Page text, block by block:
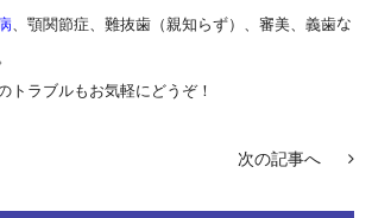
、顎関節症、難抜歯（親知らず）、審美、義歯な
トラブルもお気軽にどうぞ！
次の記事へ